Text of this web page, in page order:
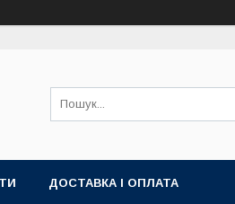
ДОСТАВКА І ОПЛАТА